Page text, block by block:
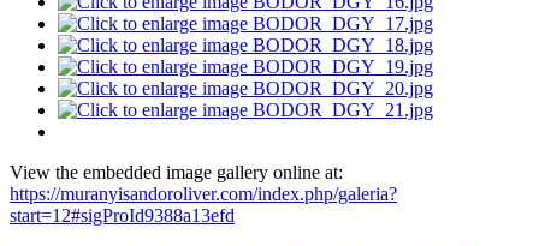
View the embedded image gallery online at:
https://muranyisandoroliver.com/index.php/galeria?
start=12#sigProId9388a13efd